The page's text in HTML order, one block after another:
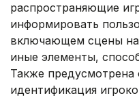
распространяющие
информировать
включающем сцены
иные элементы,
Также предусмотрена
идентификация